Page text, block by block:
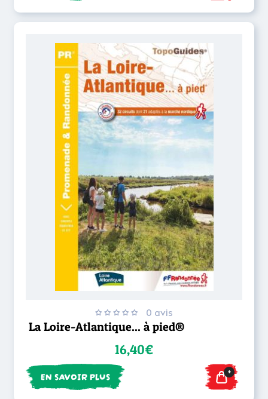
0 avis
La Loire-Atlantique... à pied®
16,40€
EN SAVOIR PLUS +